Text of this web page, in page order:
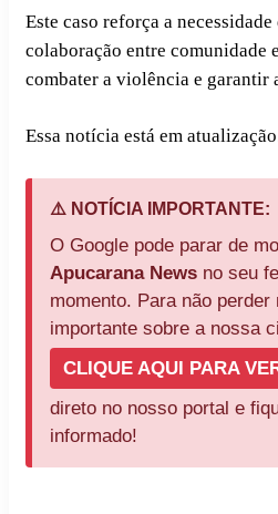
Este caso reforça a
colaboração entre comunidade
combater a violência e garantir
Essa notícia está em
⚠️ NOTÍCIA IMPORTANTE:
O Google pode parar de
Apucarana News no seu
momento. Para não
importante sobre a nossa
CLIQUE AQUI PARA
direto no nosso portal e
informado!